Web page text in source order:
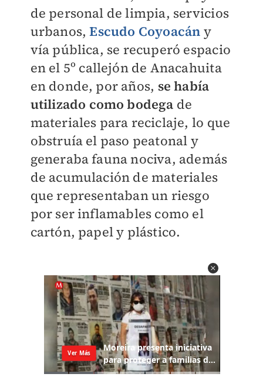
de personal de limpia, servicios
urbanos,Escudo Coyoacán y
vía pública, se recuperó espacio
en el 5º callejón de Anacahuita
en donde, por años, se había
utilizado como bodega de
materiales para reciclaje, lo que
obstruía el paso peatonal y
generaba fauna nociva, además
de acumulación de materiales
que representaban un riesgo
por ser inflamables como el
cartón, papel y plástico.